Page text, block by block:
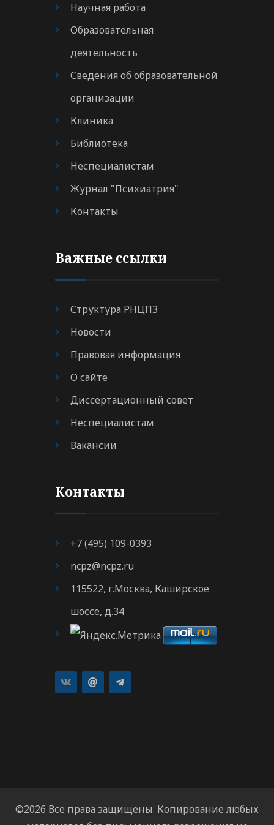
Научная работа
Образовательная
деятельность
Сведения об образовательной
организации
Клиника
Библиотека
Неспециалистам
Журнал "Психиатрия"
Контакты
Важные ссылки
Структура РНЦПЗ
Новости
Правовая информация
О сайте
Диссертационный совет
Неспециалистам
Вакансии
Контакты
+7 (495) 109-0393
ncpz@ncpz.ru
115522, г.Москва, Каширское
шоссе, д.34
©2026 Все права защищены. Копирование любых